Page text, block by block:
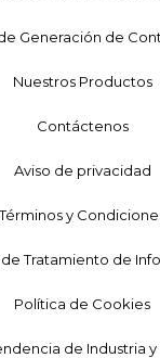
Generación de
Nuestros Productos
Contáctenos
Aviso de privacidad
Términos y
Tratamiento de
Política de Cookies
de Industria